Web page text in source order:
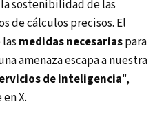
sostenibilidad de las
de cálculos precisos. El
medidas necesariaspara
amenaza escapa a nuestra
de inteligencia",
X.